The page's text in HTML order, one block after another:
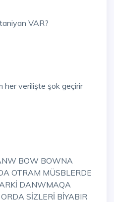
VAR?
her verilişte şok geçirir
BOW BOWNA
OTRAM MÜSBLERDE
DANWMAQA
SİZLERİ BİYABIR